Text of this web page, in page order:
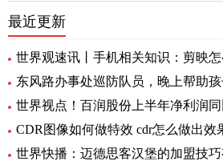
最近更新
世界观速讯丨手机相关知识：剪映
东风路办事处巡防队员，晚上帮助
CDR图像如何做特效 cdr怎么做出效
世界快播：迈德思客汉堡的加盟技巧